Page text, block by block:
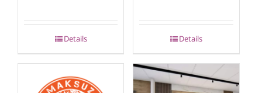
Details Details